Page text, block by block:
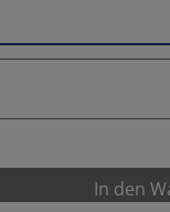
In den